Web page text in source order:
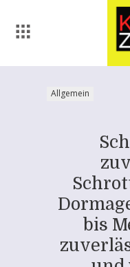
Allgemein
bis